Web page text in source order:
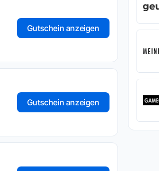
Gutschein anzeigen
Gutschein anzeigen